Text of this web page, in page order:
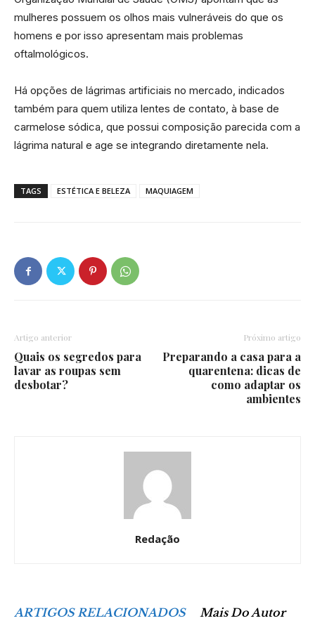
mulheres possuem os olhos mais vulneráveis do que os
homens e por isso apresentam mais problemas
oftalmológicos.
Há opções de lágrimas artificiais no mercado, indicados
também para quem utiliza lentes de contato, à base de
carmelose sódica, que possui composição parecida com a
lágrima natural e age se integrando diretamente nela.
TAGS ESTÉTICA E BELEZA MAQUIAGEM
Artigo anterior
Quais os segredos para
lavar as roupas sem
desbotar?
Próximo artigo
Preparando a casa para a
quarentena: dicas de
como adaptar os
ambientes
Redação
ARTIGOS RELACIONADOS Mais Do Autor